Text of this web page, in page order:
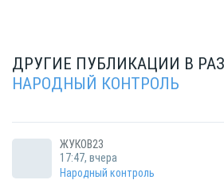
ДРУГИЕ ПУБЛИКАЦИИ В
НАРОДНЫЙ КОНТРОЛЬ
ЖУКОВ23
17:47, вчера
Народный контроль